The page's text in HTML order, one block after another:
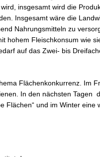
insgesamt wird die
Insgesamt wäre die
Nahrungsmitteln zu
hohem Fleischkonsum wie
auf das Zwei- bis
Flächenkonkurrenz. Im
In den nächsten Tagen
Flächen“ und im Winter eine